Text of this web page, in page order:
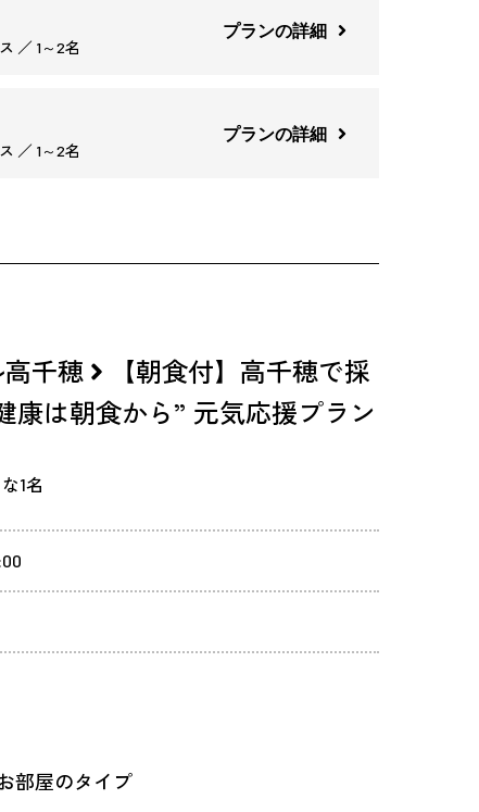
／ 1～2名
プランの詳細
／ 1～2名
プランの詳細
千穂
【朝食付】高千穂で採
康は朝食から” 元気応援プラン
1名
部屋のタイプ